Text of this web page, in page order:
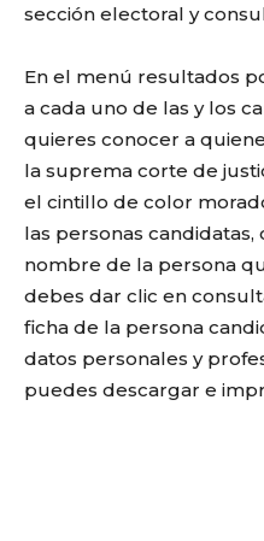
sección electoral y
En el menú resultados
a cada uno de las y los
quieres conocer a
la suprema corte de
el cintillo de color
las personas
nombre de la persona
debes dar clic en
ficha de la persona
datos personales y
puedes descargar e